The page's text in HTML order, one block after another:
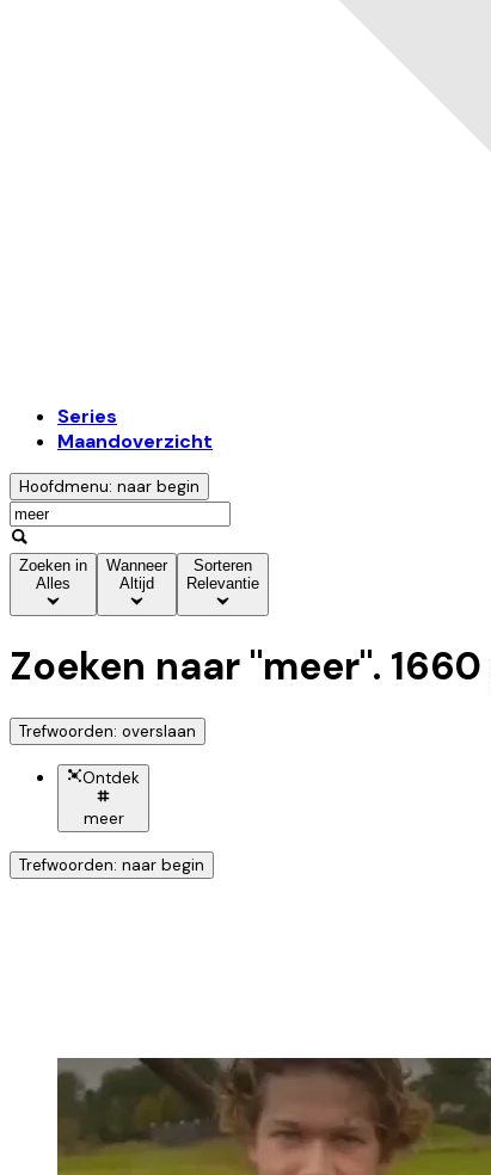
Series
Maandoverzicht
Hoofdmenu: naar begin
Zoeken in
Alles
Wanneer
Altijd
Sorteren
Relevantie
Zoeken naar "meer". 1660
Trefwoorden: overslaan
Ontdek
meer
Trefwoorden: naar begin